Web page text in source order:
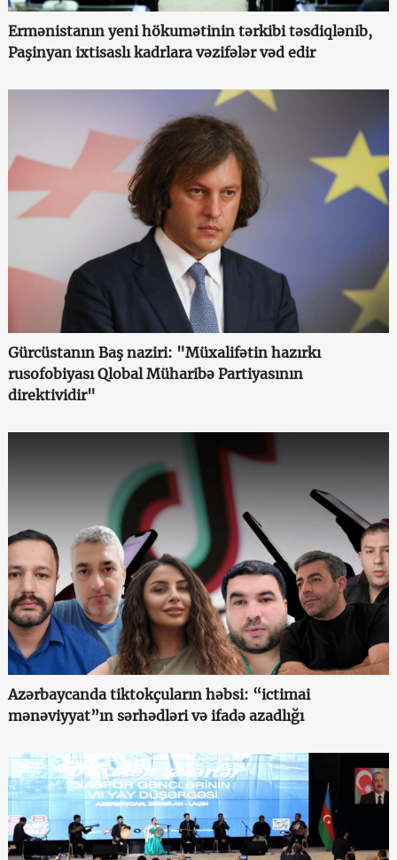
Ermənistanın yeni hökumətinin tərkibi təsdiqlənib,
Paşinyan ixtisaslı kadrlara vəzifələr vəd edir
Gürcüstanın Baş naziri: "Müxalifətin hazırkı
rusofobiyası Qlobal Müharibə Partiyasının
direktividir"
Azərbaycanda tiktokçuların həbsi: “ictimai
mənəviyyat”ın sərhədləri və ifadə azadlığı